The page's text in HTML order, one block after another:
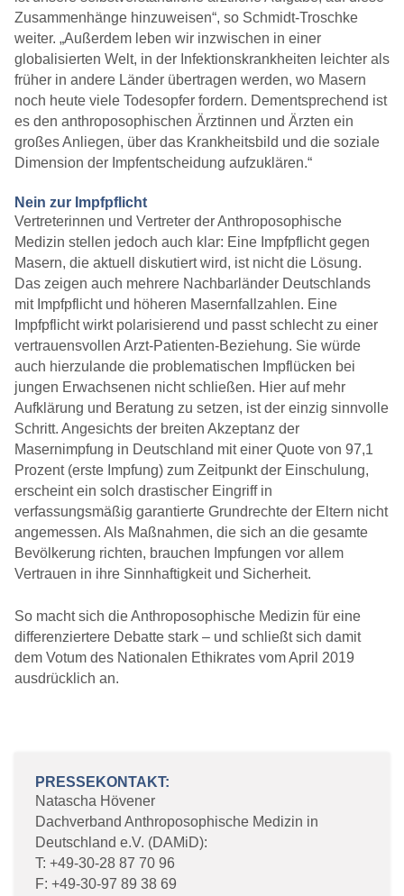
Zusammenhänge hinzuweisen“, so Schmidt-Troschke
weiter. „Außerdem leben wir inzwischen in einer
globalisierten Welt, in der Infektionskrankheiten leichter als
früher in andere Länder übertragen werden, wo Masern
noch heute viele Todesopfer fordern. Dementsprechend ist
es den anthroposophischen Ärztinnen und Ärzten ein
großes Anliegen, über das Krankheitsbild und die soziale
Dimension der Impfentscheidung aufzuklären.“
Nein zur Impfpflicht
Vertreterinnen und Vertreter der Anthroposophische
Medizin stellen jedoch auch klar: Eine Impfpflicht gegen
Masern, die aktuell diskutiert wird, ist nicht die Lösung.
Das zeigen auch mehrere Nachbarländer Deutschlands
mit Impfpflicht und höheren Masernfallzahlen. Eine
Impfpflicht wirkt polarisierend und passt schlecht zu einer
vertrauensvollen Arzt-Patienten-Beziehung. Sie würde
auch hierzulande die problematischen Impflücken bei
jungen Erwachsenen nicht schließen. Hier auf mehr
Aufklärung und Beratung zu setzen, ist der einzig sinnvolle
Schritt. Angesichts der breiten Akzeptanz der
Masernimpfung in Deutschland mit einer Quote von 97,1
Prozent (erste Impfung) zum Zeitpunkt der Einschulung,
erscheint ein solch drastischer Eingriff in
verfassungsmäßig garantierte Grundrechte der Eltern nicht
angemessen. Als Maßnahmen, die sich an die gesamte
Bevölkerung richten, brauchen Impfungen vor allem
Vertrauen in ihre Sinnhaftigkeit und Sicherheit.
So macht sich die Anthroposophische Medizin für eine
differenziertere Debatte stark – und schließt sich damit
dem Votum des Nationalen Ethikrates vom April 2019
ausdrücklich an.
PRESSEKONTAKT:
Natascha Hövener
Dachverband Anthroposophische Medizin in
Deutschland e.V. (DAMiD):
T: +49-30-28 87 70 96
F: +49-30-97 89 38 69